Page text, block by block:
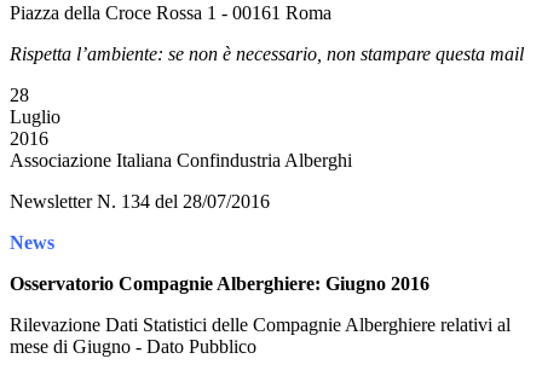
Piazza della Croce Rossa 1 - 00161 Roma
Rispetta l’ambiente: se non è necessario, non stampare questa mail
28
Luglio
2016
Associazione Italiana Confindustria Alberghi
Newsletter N. 134 del 28/07/2016
News
Osservatorio Compagnie Alberghiere: Giugno 2016
Rilevazione Dati Statistici delle Compagnie Alberghiere relativi al
mese di Giugno - Dato Pubblico